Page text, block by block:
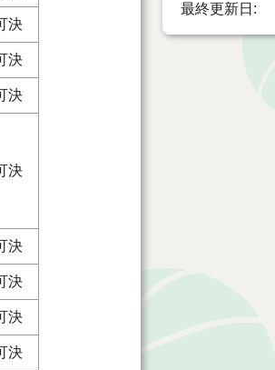
決
決
決
決
決
決
決
決
最終更新日